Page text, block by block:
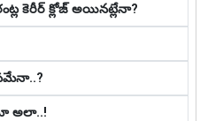
కెరీర్ క్లోజ్ అయిన‌ట్లేనా?
అలా..!